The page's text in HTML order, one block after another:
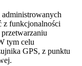
z funkcjonalności
tym celu
GPS, z punktu